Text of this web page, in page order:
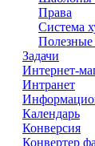
Права
Система
Полезные
Задачи
Интернет-
Интранет
Календарь
Конверсия
Конвертер